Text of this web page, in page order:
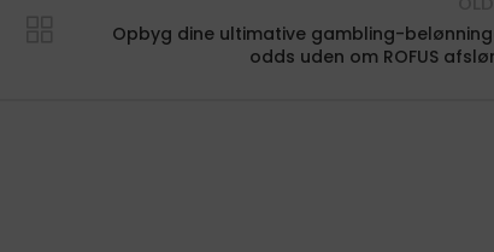
Opbyg dine ultimative gambling-
odds uden om ROFUS